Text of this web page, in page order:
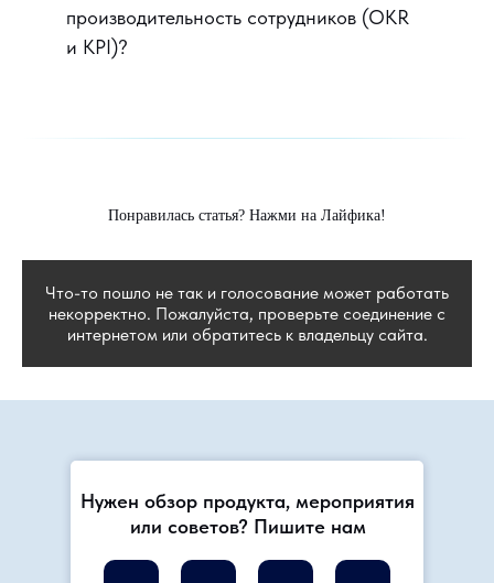
производительность сотрудников (OKR
и KPI)?
Понравилась статья? Нажми на Лайфика!
Что-то пошло не так и голосование может работать
некорректно. Пожалуйста, проверьте соединение с
интернетом или обратитесь к владельцу сайта.
Нужен обзор продукта, мероприятия
или советов? Пишите нам